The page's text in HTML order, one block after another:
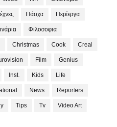
Πάσχα Περίεργα
Φιλοσοφια
Christmas Cook Creal
Film Genius
Inst. Kids Life
News Reporters
Tips Tv Video Art